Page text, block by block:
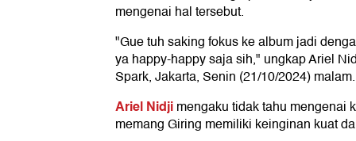
mengenai hal tersebut.
"Gue tuh saking fokus ke album jadi
ya happy-happy saja sih," ungkap Ariel
Spark, Jakarta, Senin (21/10/2024) malam.
Ariel Nidjimengaku tidak tahu mengenai
memang Giring memiliki keinginan kuat